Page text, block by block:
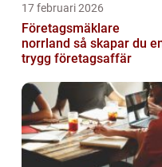
17 februari 2026
Företagsmäklare
norrland så skapar du en
trygg företagsaffär